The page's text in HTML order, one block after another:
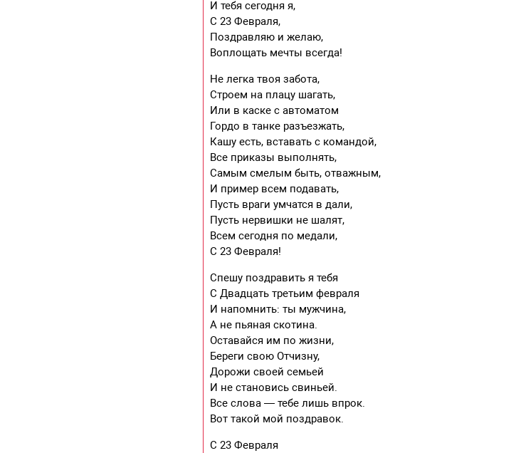
И тебя сегодня я,
С 23 Февраля,
Поздравляю и желаю,
Воплощать мечты всегда!
Не легка твоя забота,
Строем на плацу шагать,
Или в каске с автоматом
Гордо в танке разъезжать,
Кашу есть, вставать с командой,
Все приказы выполнять,
Самым смелым быть, отважным,
И пример всем подавать,
Пусть враги умчатся в дали,
Пусть нервишки не шалят,
Всем сегодня по медали,
С 23 Февраля!
Спешу поздравить я тебя
С Двадцать третьим февраля
И напомнить: ты мужчина,
А не пьяная скотина.
Оставайся им по жизни,
Береги свою Отчизну,
Дорожи своей семьей
И не становись свиньей.
Все слова — тебе лишь впрок.
Вот такой мой поздравок.
С 23 Февраля